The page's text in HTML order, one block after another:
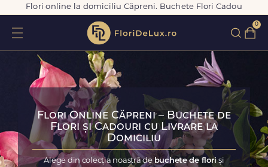
Flori online la domiciliu Căpreni. Buchete Flori Cadou
0
Flori Online Căpreni – Buchete de
Flori și Cadouri cu Livrare la
Domiciliu
Alege din colecția noastră de buchete de floriși